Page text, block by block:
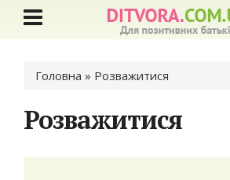
Ви є тут
Головна » Розважитися
Розважитися